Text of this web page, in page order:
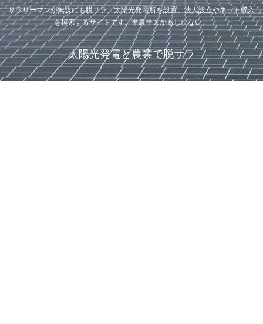
サラリーマンが無謀にも脱サラ、太陽光発電所を設置、法人設立やネット収入
を模索するサイトです。半農半Ｘかもしれない。
太陽光発電と農業で脱サラ